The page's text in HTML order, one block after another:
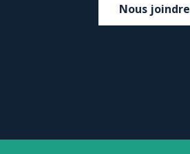
Nous joindre